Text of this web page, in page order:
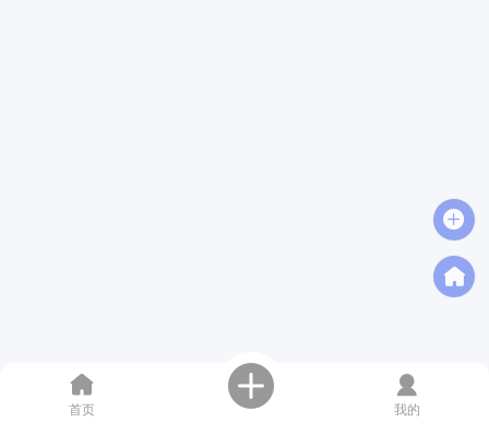
首页 我的